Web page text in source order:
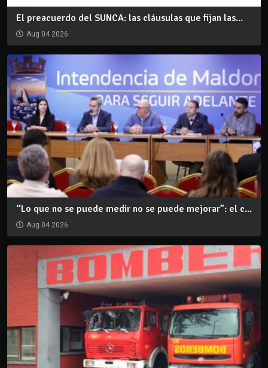
El preacuerdo del SUNCA: las cláusulas que fijan las...
Aug 04 2026
“Lo que no se puede medir no se puede mejorar”: el c...
Aug 04 2026